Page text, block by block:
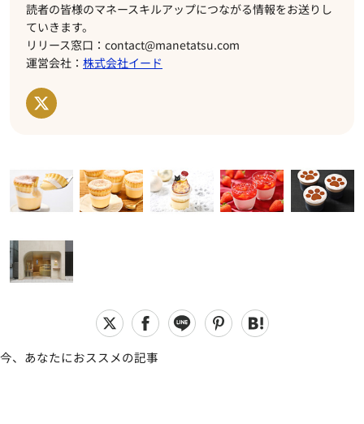
読者の皆様のマネースキルアップにつながる情報をお送りし
ていきます。
リリース窓口：contact@manetatsu.com
運営会社： 株式会社イード
今、あなたにおススメの記事